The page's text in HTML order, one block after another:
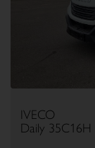
IVECO
Daily 35C16H